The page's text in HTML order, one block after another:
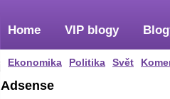
Home
Ekonomika Politika Svět
VIP blogy
Adsense